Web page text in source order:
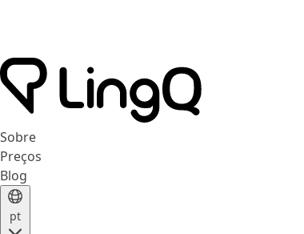
Sobre
Preços
Blog
pt